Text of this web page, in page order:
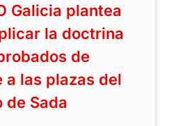
Galicia plantea
la doctrina
de
a las plazas del
de Sada